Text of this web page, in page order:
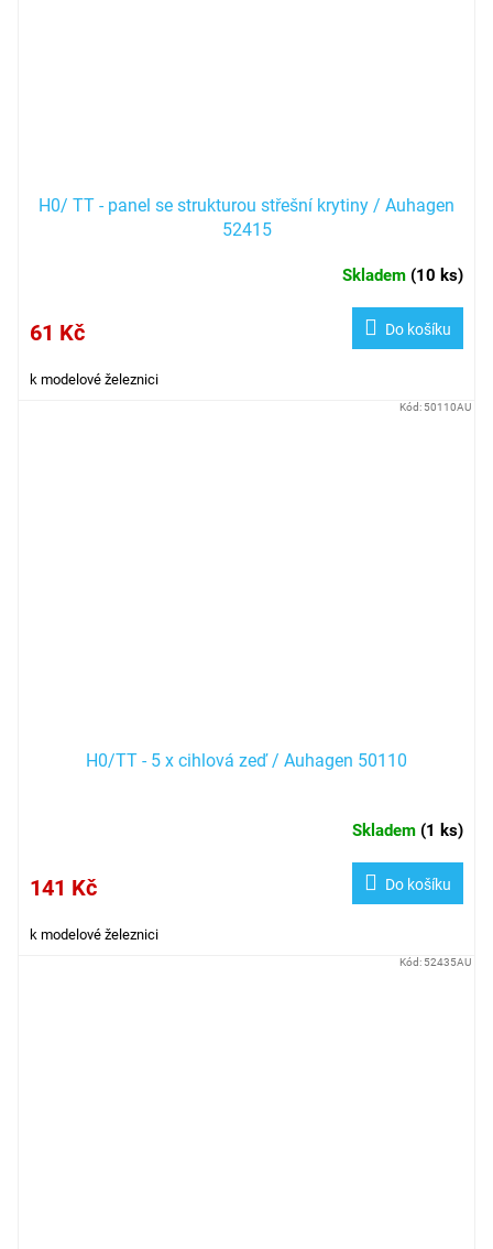
H0/ TT - panel se strukturou střešní krytiny / Auhagen
52415
Skladem (10 ks)
61 Kč Do košíku
k modelové železnici
H0/TT - 5 x cihlová zeď / Auhagen 50110
Skladem (1 ks)
141 Kč Do košíku
k modelové železnici
Kód: 50110AU
Kód: 52435AU